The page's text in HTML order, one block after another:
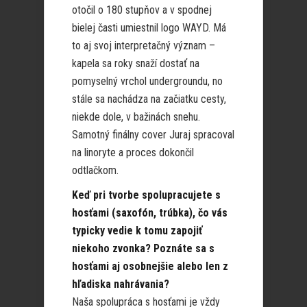
otočil o 180 stupňov a v spodnej
bielej časti umiestnil logo WAYD. Má
to aj svoj interpretačný význam –
kapela sa roky snaží dostať na
pomyselný vrchol undergroundu, no
stále sa nachádza na začiatku cesty,
niekde dole, v bažinách snehu.
Samotný finálny cover Juraj spracoval
na linoryte a proces dokončil
odtlačkom.
Keď pri tvorbe spolupracujete s
hosťami (saxofón, trúbka), čo vás
typicky vedie k tomu zapojiť
niekoho zvonka? Poznáte sa s
hosťami aj osobnejšie alebo len z
hľadiska nahrávania?
Naša spolupráca s hosťami je vždy